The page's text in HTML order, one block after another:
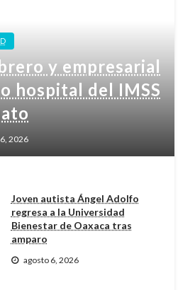
y empresarial
hospital del IMSS
2026
Joven autista Ángel Adolfo
regresa a la Universidad
Bienestar de Oaxaca tras
amparo
agosto 6, 2026